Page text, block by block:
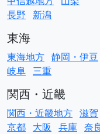
長野
新潟
東海
東海地方 静岡・伊豆
岐阜 三重
関西・近畿
関西・近畿地方 滋賀
京都 大阪 兵庫 奈